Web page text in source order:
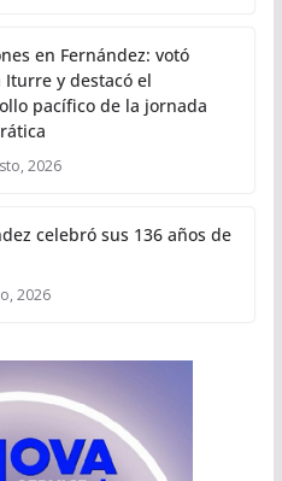
en Fernández: votó
Iturre y destacó el
pacífico de la jornada
2026
celebró sus 136 años de
2026